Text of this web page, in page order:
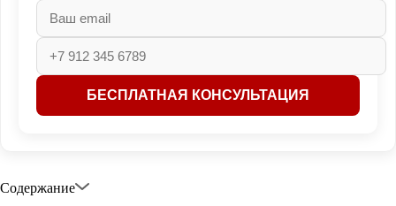
Содержание